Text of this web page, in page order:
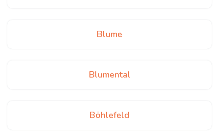
Blume
Blumental
Böhlefeld